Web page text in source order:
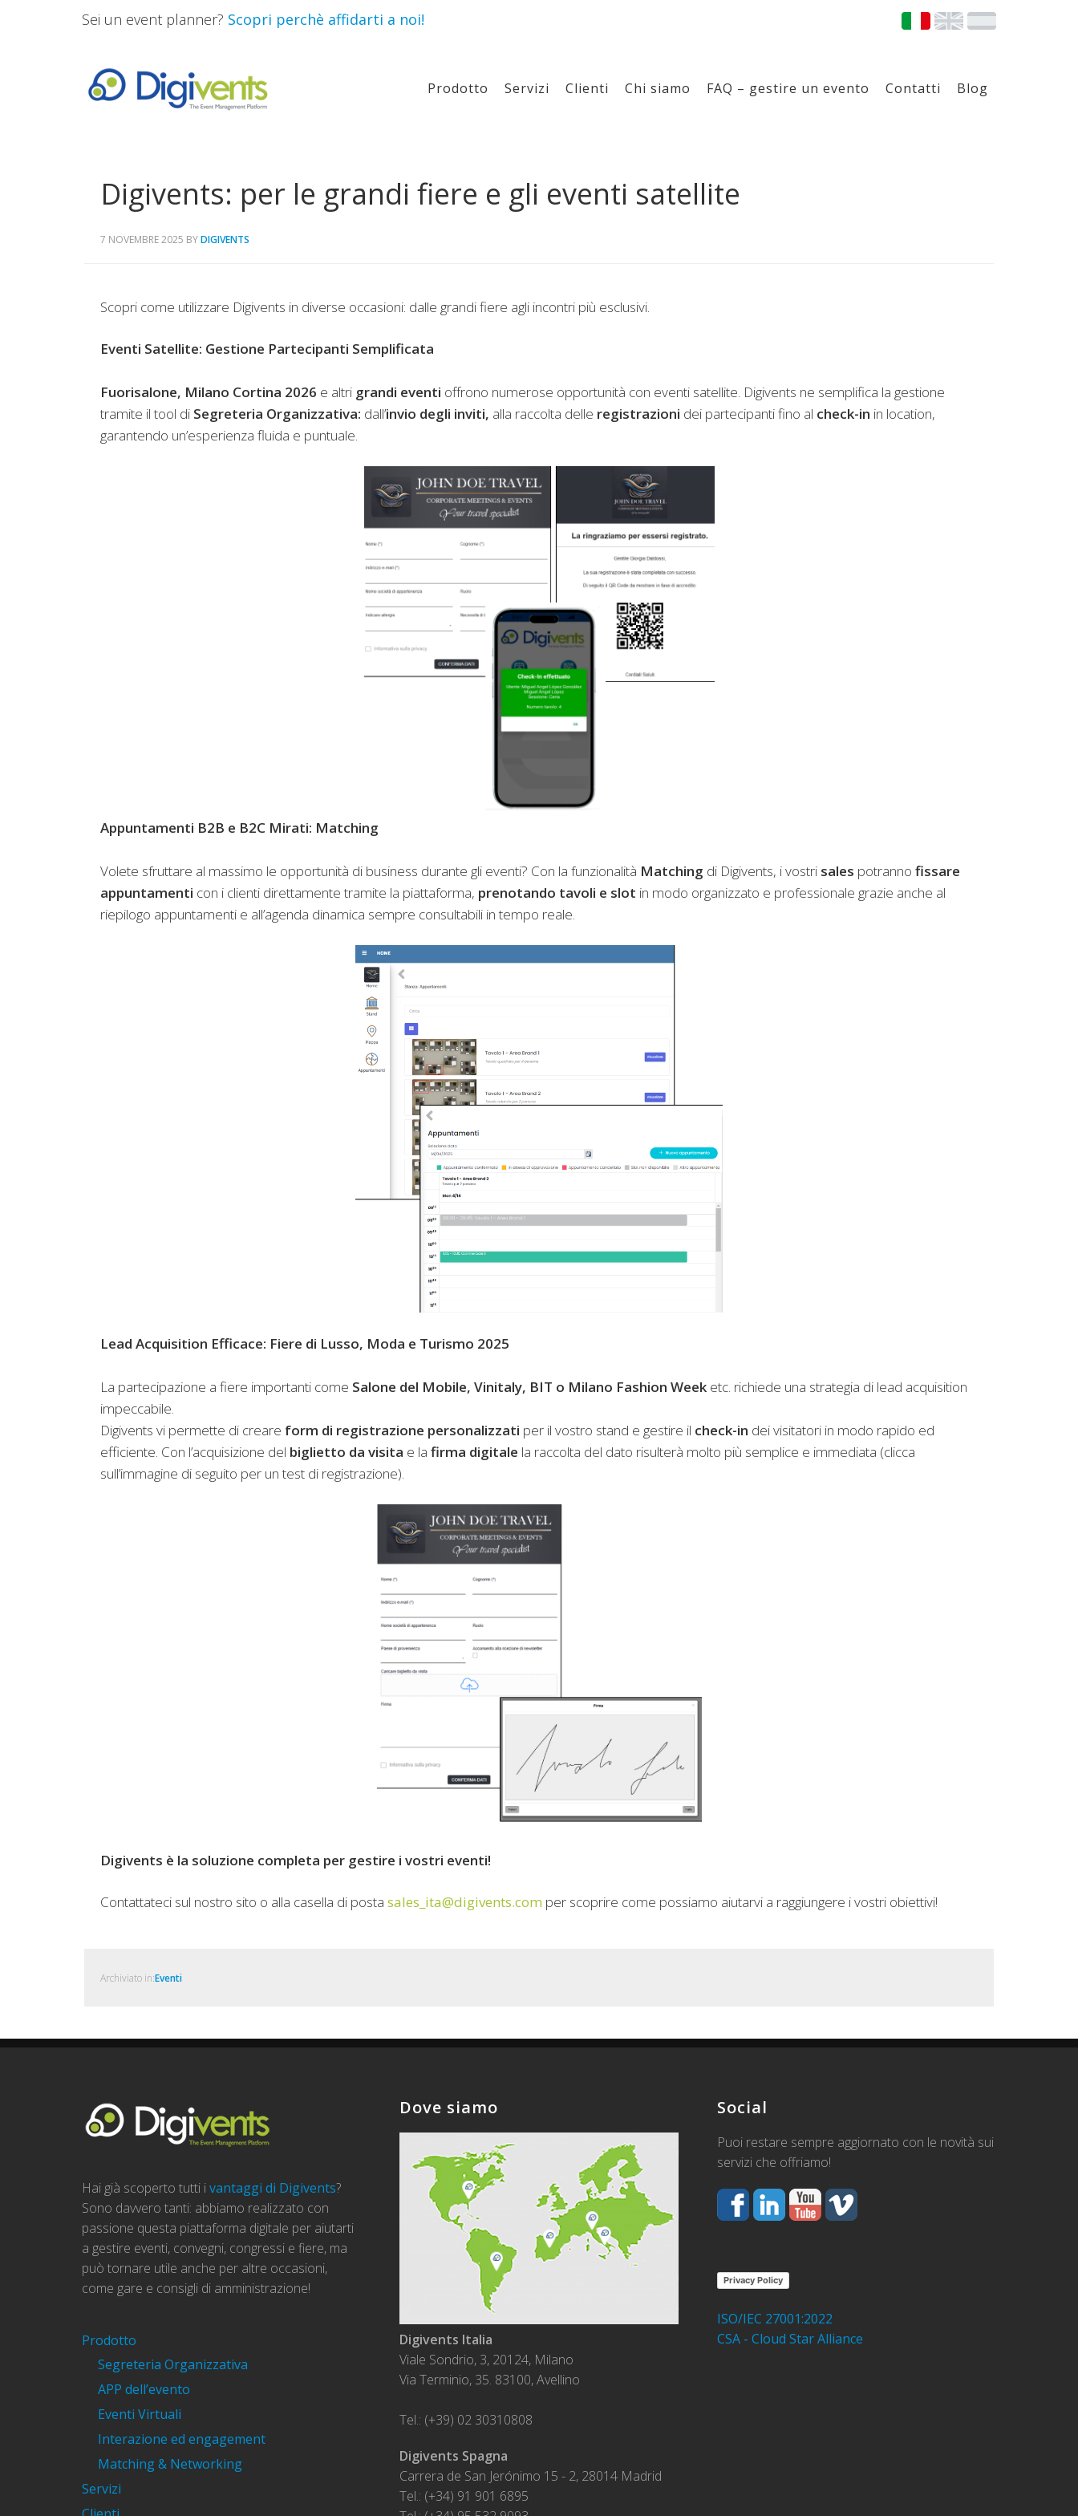
Sei un event planner? Scopri perchè affidarti a noi!
Prodotto Servizi Clienti Chi siamo FAQ – gestire un evento Contatti Blog
Digivents: per le grandi fiere e gli eventi satellite
7 NOVEMBRE 2025 BYDIGIVENTS
Scopri come utilizzare Digivents in diverse occasioni: dalle grandi fiere agli incontri più esclusivi.
Eventi Satellite: Gestione Partecipanti Semplificata
Fuorisalone, Milano Cortina 2026 e altri grandi eventi offrono numerose opportunità con eventi satellite. Digivents ne semplifica la gestione
tramite il tool di Segreteria Organizzativa: dall’invio degli inviti, alla raccolta delle registrazioni dei partecipanti fino al check-in in location,
garantendo un’esperienza fluida e puntuale.
Appuntamenti B2B e B2C Mirati: Matching
Volete sfruttare al massimo le opportunità di business durante gli eventi? Con la funzionalità Matching di Digivents, i vostri sales potranno fissare
appuntamenti con i clienti direttamente tramite la piattaforma, prenotando tavoli e slot in modo organizzato e professionale grazie anche al
riepilogo appuntamenti e all’agenda dinamica sempre consultabili in tempo reale.
Lead Acquisition Efficace: Fiere di Lusso, Moda e Turismo 2025
La partecipazione a fiere importanti come Salone del Mobile, Vinitaly, BIT o Milano Fashion Week etc. richiede una strategia di lead acquisition
impeccabile.
Digivents vi permette di creare form di registrazione personalizzati per il vostro stand e gestire il check-in dei visitatori in modo rapido ed
efficiente. Con l’acquisizione del biglietto da visita e la firma digitale la raccolta del dato risulterà molto più semplice e immediata (clicca
sull’immagine di seguito per un test di registrazione).
Digivents è la soluzione completa per gestire i vostri eventi!
Contattateci sul nostro sito o alla casella di posta sales_ita@digivents.com per scoprire come possiamo aiutarvi a raggiungere i vostri obiettivi!
Archiviato in:Eventi
Hai già scoperto tutti ivantaggi di Digivents?
Sono davvero tanti: abbiamo realizzato con
passione questa piattaforma digitale per aiutarti
a gestire eventi, convegni, congressi e fiere, ma
può tornare utile anche per altre occasioni,
come gare e consigli di amministrazione!
Prodotto
Segreteria Organizzativa
APP dell’evento
Eventi Virtuali
Interazione ed engagement
Matching & Networking
Servizi
Dove siamo
Digivents Italia
Viale Sondrio, 3, 20124, Milano
Via Terminio, 35. 83100, Avellino
Tel.: (+39) 02 30310808
Digivents Spagna
Carrera de San Jerónimo 15 - 2, 28014 Madrid
Tel.: (+34) 91 901 6895
Social
Puoi restare sempre aggiornato con le novità sui
servizi che offriamo!
Privacy Policy
ISO/IEC 27001:2022
CSA - Cloud Star Alliance